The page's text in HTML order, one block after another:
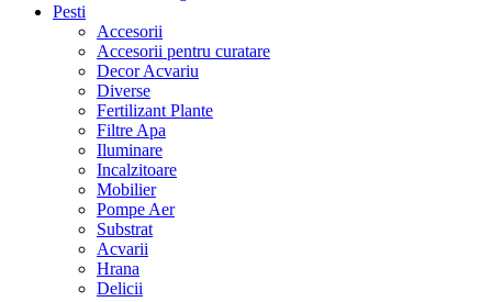
Pesti
Accesorii
Accesorii pentru curatare
Decor Acvariu
Diverse
Fertilizant Plante
Filtre Apa
Iluminare
Incalzitoare
Mobilier
Pompe Aer
Substrat
Acvarii
Hrana
Delicii